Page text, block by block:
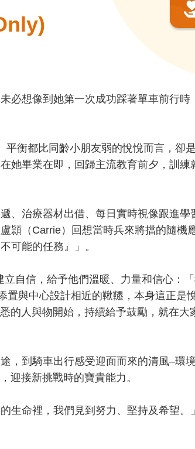
必想像到她第一次成功踩著單車前行時
衡都比同齡小朋友弱的悅悅而言，卻
她畢業在即，回歸主流教育前夕，訓練
、治療器材出借、每日實時視像跟進學
（Carrie）回想當時兵來將擋的隨機
可能的任務』」。
自信，給予他們溫暖、力量和信心：
與中心設計相近的鞦韆，本身這正是
的人與物開始，持續給予鼓勵，就在大
，到騎車出行感受迎面而來的清風–環
迎接新挑戰時的寶貴能力。
生命裡，我們見到努力、堅持及希望。